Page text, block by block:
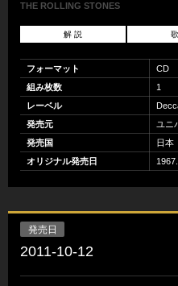
THE ROLLING STONES
解 説
フォーマット
CD
組み枚数
1
レーベル
発売元
ユニ
発売国
日本
オリジナル発売日
発売日
2011-10-12